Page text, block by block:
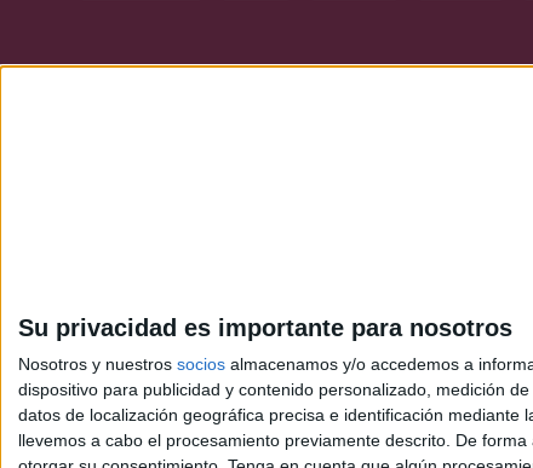
Su privacidad es importante para nosotros
Nosotros y nuestros socios almacenamos y/o accedemos a
dispositivo para publicidad y contenido personalizado, medición
datos de localización geográfica precisa e identificación
llevemos a cabo el procesamiento previamente descrito. De